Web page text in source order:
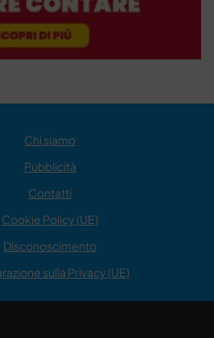
Chi siamo
Pubblicità
Contatti
Cookie Policy (UE)
Disconoscimento
sulla Privacy (UE)